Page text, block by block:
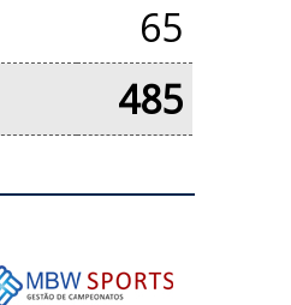
65
485